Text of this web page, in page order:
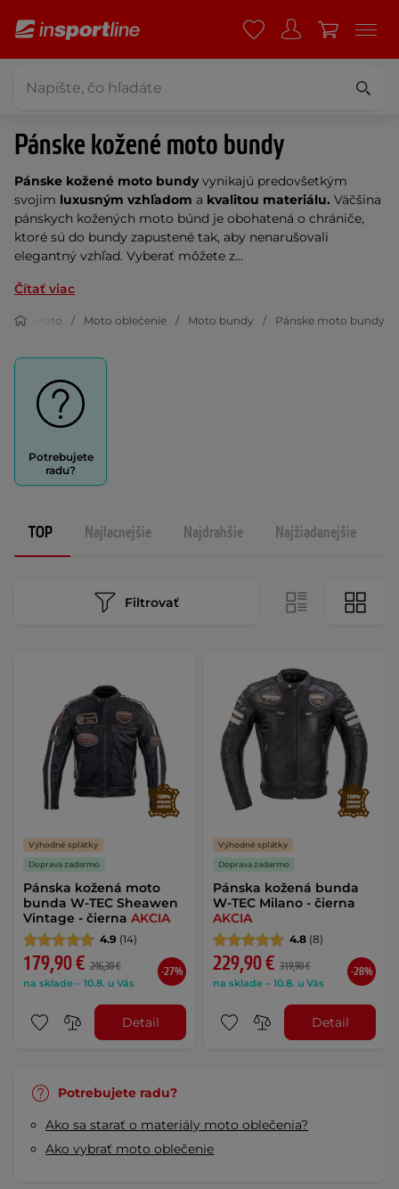
Pánske kožené moto bundy
Pánske kožené moto bundyvynikajú predovšetkým
svojim luxusným vzhľadom a kvalitou materiálu. Väčšina
pánskych kožených moto búnd je obohatená o chrániče,
ktoré sú do bundy zapustené tak, aby nenarušovali
elegantný vzhľad. Vyberať môžete z...
Čítať viac
Moto Moto oblečenie Moto bundy Pánske moto bundy
Potrebujete
radu?
TOP Najlacnejšie Najdrahšie Najžiadanejšie
Filtrovať
Výhodné splátky
Doprava zadarmo
Pánska kožená moto
bunda W-TEC Sheawen
Vintage - čierna AKCIA
4.9 (14)
179,90 € 246,30 €
na sklade – 10.8. u Vás
-27%
Detail
Výhodné splátky
Doprava zadarmo
Pánska kožená bunda
W-TEC Milano - čierna
AKCIA
4.8 (8)
229,90 € 319,90 €
na sklade – 10.8. u Vás
-28%
Detail
Potrebujete radu?
Ako sa starať o materiály moto oblečenia?
Ako vybrať moto oblečenie